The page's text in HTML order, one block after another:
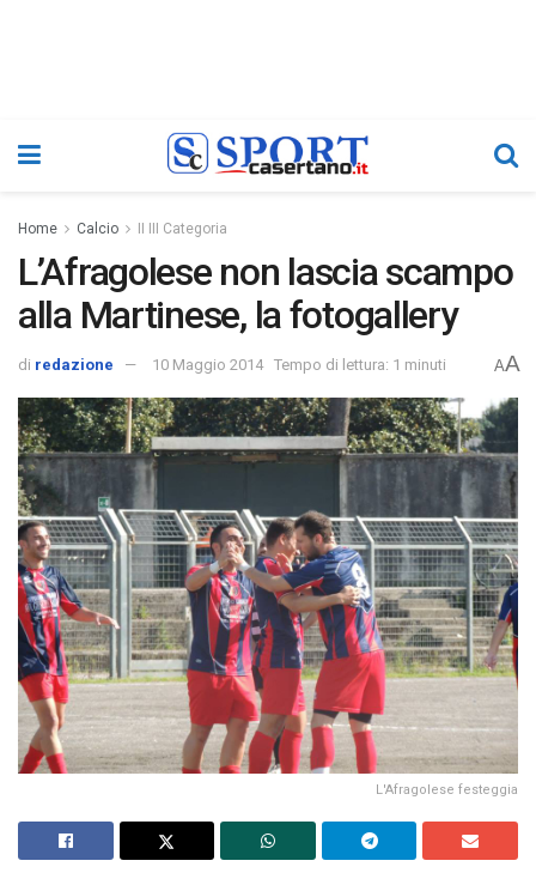
Home Calcio II III Categoria
L’Afragolese non lascia scampo
alla Martinese, la fotogallery
di redazione 10 Maggio 2014 Tempo di lettura: 1 minuti AA
L'Afragolese festeggia